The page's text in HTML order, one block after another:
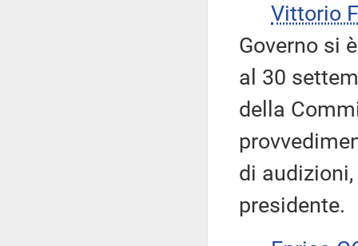
Vittorio
Governo si
al 30
della
di
presidente.